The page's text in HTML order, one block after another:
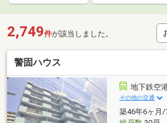
2,749件が該当しました。
警固ハウス
地下鉄空
その他の交通
築46年6ヶ月/